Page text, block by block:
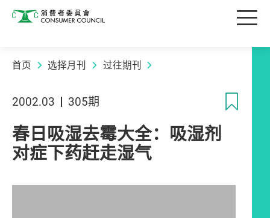
消费者委员会 目
首页 选择月刊 过往期刊
2002.03 305期
春日吸湿去霉大全：吸湿剂
对症下药赶走湿气